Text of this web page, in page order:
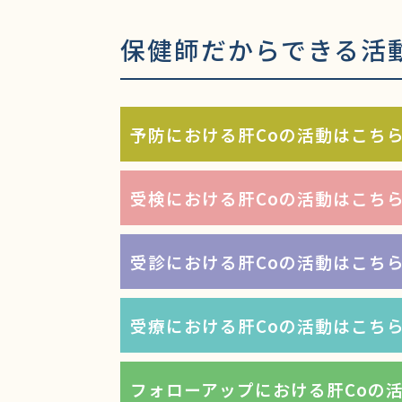
保健師だからできる活
予防における肝Coの活動はこちら
受検における肝Coの活動はこちら
受診における肝Coの活動はこちら
受療における肝Coの活動はこちら
フォローアップにおける肝Coの